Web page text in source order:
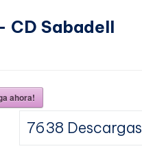
CD Sabadell
ahora!
7638 Descargas